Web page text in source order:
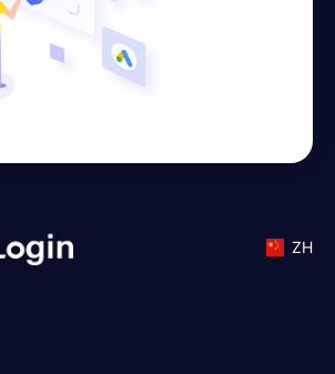
ZH